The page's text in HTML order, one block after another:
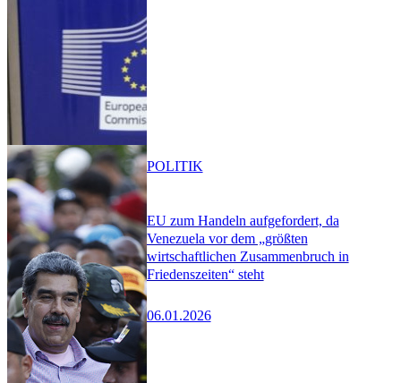
EU zum Handeln aufgefordert, da
Venezuela vor dem „größten
wirtschaftlichen Zusammenbruch in
Friedenszeiten“ steht
06.01.2026
POLITIK